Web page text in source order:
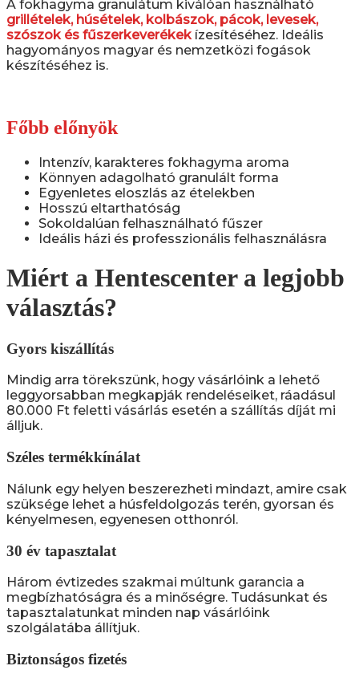
A fokhagyma granulátum kiválóan használható
grillételek, húsételek, kolbászok, pácok, levesek,
szószok és fűszerkeverékekízesítéséhez. Ideális
hagyományos magyar és nemzetközi fogások
készítéséhez is.
Főbb előnyök
Intenzív, karakteres fokhagyma aroma
Könnyen adagolható granulált forma
Egyenletes eloszlás az ételekben
Hosszú eltarthatóság
Sokoldalúan felhasználható fűszer
Ideális házi és professzionális felhasználásra
Miért a Hentescenter a legjobb
választás?
Gyors kiszállítás
Mindig arra törekszünk, hogy vásárlóink a lehető
leggyorsabban megkapják rendeléseiket, ráadásul
80.000 Ft feletti vásárlás esetén a szállítás díját mi
álljuk.
Széles termékkínálat
Nálunk egy helyen beszerezheti mindazt, amire csak
szüksége lehet a húsfeldolgozás terén, gyorsan és
kényelmesen, egyenesen otthonról.
30 év tapasztalat
Három évtizedes szakmai múltunk garancia a
megbízhatóságra és a minőségre. Tudásunkat és
tapasztalatunkat minden nap vásárlóink
szolgálatába állítjuk.
Biztonságos fizetés